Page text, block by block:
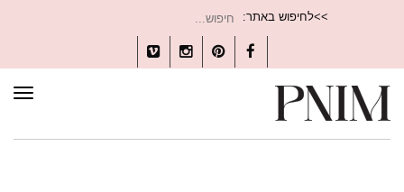
>>לחיפוש באתר:
עבור:
Facebook
Pinterest
Instagram
Vimeo